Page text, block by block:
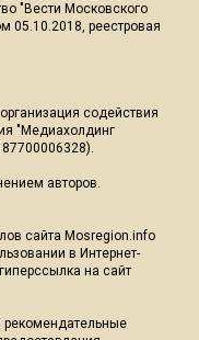
"Вести Московского
05.10.2018, реестровая
содействия
"Медиахолдинг
авторов.
сайта Mosregion.info
в Интернет-
на сайт